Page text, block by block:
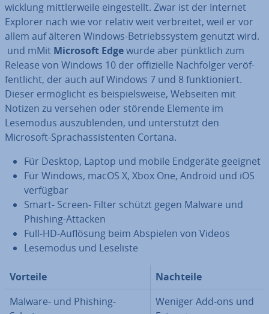
wick­lung mitt­ler­wei­le ein­ge­stellt. Zwar ist der Internet
Explorer nach wie vor relativ weit ver­brei­tet, weil er vor
allem auf älteren Windows-Be­triebs­sys­tem genutzt wird.
und mMit Microsoft Edgewurde aber pünktlich zum
Release von Windows 10 der of­fi­zi­el­le Nach­fol­ger ver­öf­
fent­licht, der auch auf Windows 7 und 8 funk­tio­niert.
Dieser er­mög­licht es bei­spiels­wei­se, Webseiten mit
Notizen zu versehen oder störende Elemente im
Lesemodus aus­zu­blen­den, und un­ter­stützt den
Microsoft-Sprach­as­sis­ten­ten Cortana.
Für Desktop, Laptop und mobile Endgeräte geeignet
Für Windows, macOS X, Xbox One, Android und iOS
verfügbar
Smart- Screen- Filter schützt gegen Malware und
Phishing-Attacken
Full-HD-Auflösung beim Abspielen von Videos
Lesemodus und Leseliste
Vorteile
Nachteile
Malware- und Phishing-
Weniger Add-ons und